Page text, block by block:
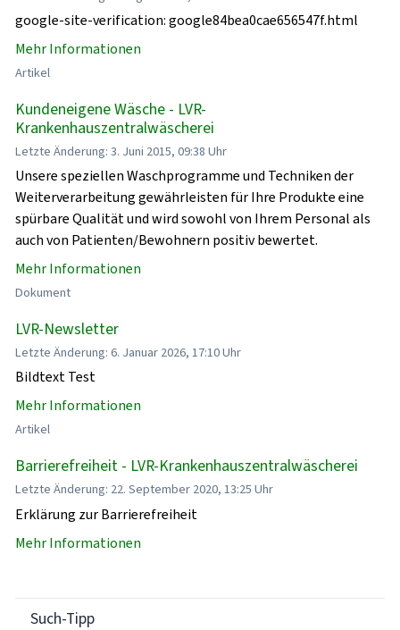
google-site-verification: google84bea0cae656547f.html
Mehr Informationen
Artikel
Kundeneigene Wäsche - LVR-
Krankenhauszentralwäscherei
Letzte Änderung: 3. Juni 2015, 09:38 Uhr
Unsere speziellen Waschprogramme und Techniken der
Weiterverarbeitung gewährleisten für Ihre Produkte eine
spürbare Qualität und wird sowohl von Ihrem Personal als
auch von Patienten/Bewohnern positiv bewertet.
Mehr Informationen
Dokument
LVR-Newsletter
Letzte Änderung: 6. Januar 2026, 17:10 Uhr
Bildtext Test
Mehr Informationen
Artikel
Barrierefreiheit - LVR-Krankenhauszentralwäscherei
Letzte Änderung: 22. September 2020, 13:25 Uhr
Erklärung zur Barrierefreiheit
Mehr Informationen
Such-Tipp